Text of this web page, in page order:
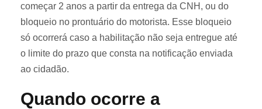
começar 2 anos a partir da entrega da CNH, ou do
bloqueio no prontuário do motorista. Esse bloqueio
só ocorrerá caso a habilitação não seja entregue até
o limite do prazo que consta na notificação enviada
ao cidadão.
Quando ocorre a